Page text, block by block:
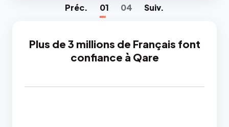
Préc. 01 04 Suiv.
Plus de 3 millions de Français font
confiance à Qare